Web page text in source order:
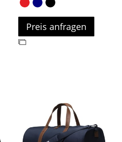
Preis anfragen
Zur